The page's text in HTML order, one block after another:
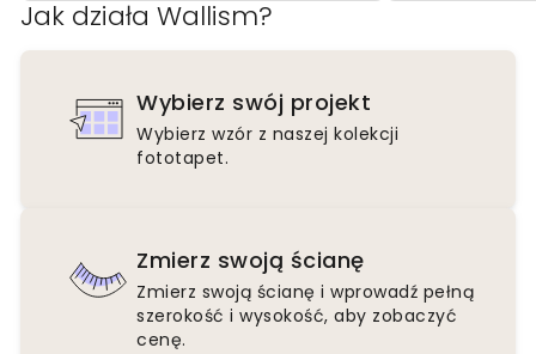
Jak działa Wallism?
Wybierz swój projekt
Wybierz wzór z naszej kolekcji
fototapet.
Zmierz swoją ścianę
Zmierz swoją ścianę i wprowadź pełną
szerokość i wysokość, aby zobaczyć
cenę.